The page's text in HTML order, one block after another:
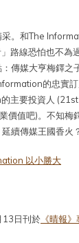
。和The
路線恐怕也不為
傳媒大亨梅鐸之
的忠實
主要投資人
價值吧)。不知梅
續傳媒王國香火
以小勝大
13日刊於 《晴報